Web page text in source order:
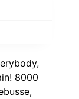
8000